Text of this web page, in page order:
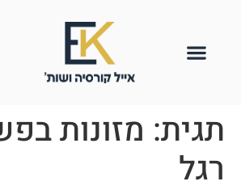
תגית: מזונות
רגל